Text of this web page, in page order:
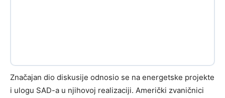
Značajan dio diskusije odnosio se na energetske projekte
i ulogu SAD-a u njihovoj realizaciji. Američki zvaničnici